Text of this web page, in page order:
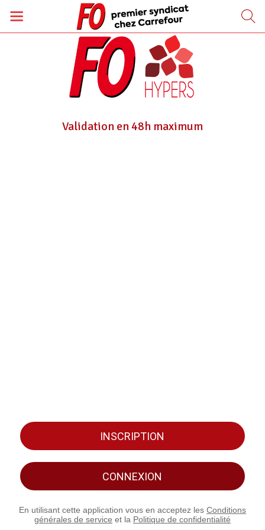
Validation en 48h maximum
INSCRIPTION
CONNEXION
En utilisant cette application vous en acceptez les Conditions
générales de service et la Politique de confidentialité